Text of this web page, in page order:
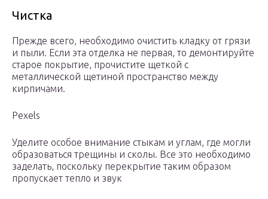
Чистка
Прежде всего, необходимо очистить кладку от грязи
и пыли. Если эта отделка не первая, то демонтируйте
старое покрытие, прочистите щеткой с
металлической щетиной пространство между
кирпичами.
Pexels
Уделите особое внимание стыкам и углам, где могли
образоваться трещины и сколы. Все это необходимо
заделать, поскольку перекрытие таким образом
пропускает тепло и звук